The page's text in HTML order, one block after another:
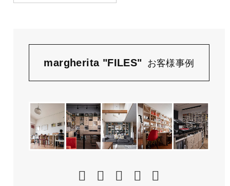
margherita "FILES" お客様事例